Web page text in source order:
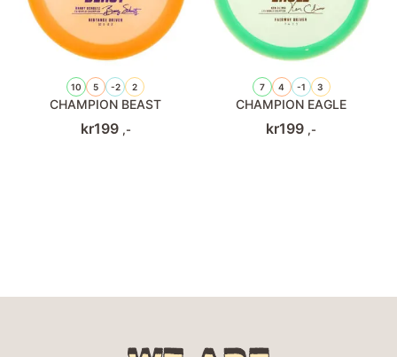
10 5 -2 2
CHAMPION BEAST
kr199 ,-
7 4 -1 3
CHAMPION EAGLE
kr199 ,-